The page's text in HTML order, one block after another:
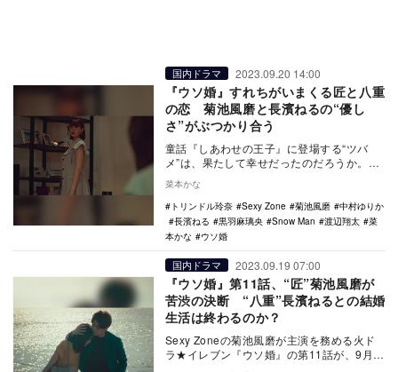
国内ドラマ 2023.09.20 14:00
『ウソ婚』すれちがいまくる匠と八重
の恋 菊池風磨と長濱ねるの“優し
さ”がぶつかり合う
童話『しあわせの王子』に登場する“ツバ
メ”は、果たして幸せだったのだろうか。自
たちにあげて…
菜本かな
トリンドル玲奈
Sexy Zone 菊池風磨
中村ゆりか
長濱ねる
黒羽麻璃央 Snow Man 渡辺翔太
菜
本かな
ウソ婚
国内ドラマ 2023.09.19 07:00
『ウソ婚』第11話、“匠”菊池風磨が
苦渋の決断 “八重”長濱ねるとの結婚
生活は終わるのか？
Sexy Zoneの菊池風磨が主演を務める火ド
ラ★イレブン『ウソ婚』の第11話が、9月
19日23時よりカンテレ・フジテレビ系で